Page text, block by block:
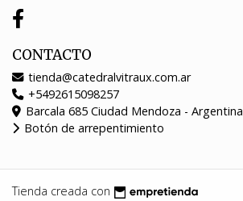
CONTACTO
tienda@catedralvitraux.com.ar
+5492615098257
Barcala 685 Ciudad Mendoza - Argentina
Botón de arrepentimiento
Tienda creada con